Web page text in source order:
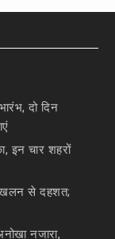
दो दिन
इन चार शहरों
से दहशत;
नजारा,